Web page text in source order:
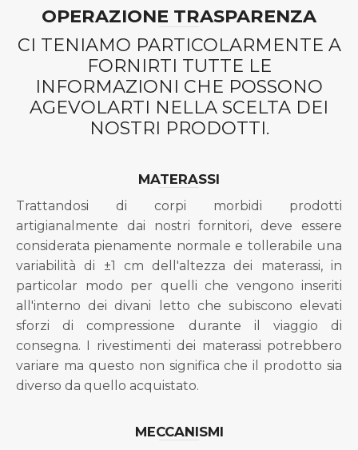
OPERAZIONE TRASPARENZA
CI TENIAMO PARTICOLARMENTE A
FORNIRTI TUTTE LE
INFORMAZIONI CHE POSSONO
AGEVOLARTI NELLA SCELTA DEI
NOSTRI PRODOTTI.
MATERASSI
Trattandosi di corpi morbidi prodotti
artigianalmente dai nostri fornitori, deve essere
considerata pienamente normale e tollerabile una
variabilità di ±1 cm dell'altezza dei materassi, in
particolar modo per quelli che vengono inseriti
all'interno dei divani letto che subiscono elevati
sforzi di compressione durante il viaggio di
consegna. I rivestimenti dei materassi potrebbero
variare ma questo non significa che il prodotto sia
diverso da quello acquistato.
MECCANISMI